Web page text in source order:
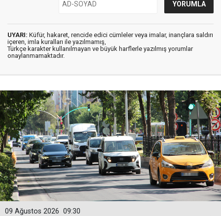
UYARI: Küfür, hakaret, rencide edici cümleler veya imalar, inançlara saldırı
içeren, imla kuralları ile yazılmamış,
Türkçe karakter kullanılmayan ve büyük harflerle yazılmış yorumlar
onaylanmamaktadır.
09:30
09 Ağustos 2026